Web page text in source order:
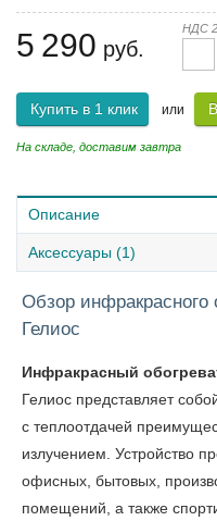
5 290 руб.
НДС
Купить в 1 клик или
На складе, доставим завтра
Описание
Аксессуары (1)
Обзор инфракрасного
Гелиос
Инфракрасный
Гелиос представляет
с теплоотдачей
излучением. Устройство
офисных, бытовых,
помещений, а также